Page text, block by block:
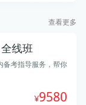
查看更多
线班
备考指导服务，帮你
9580